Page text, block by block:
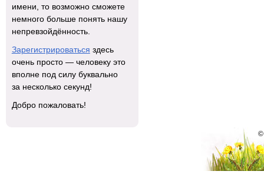
имени, то возможно сможете
немного больше понять нашу
непревзойдённость.
Зарегистрироваться здесь
очень просто — человеку это
вполне под силу буквально
за несколько секунд!
Добро пожаловать!
©